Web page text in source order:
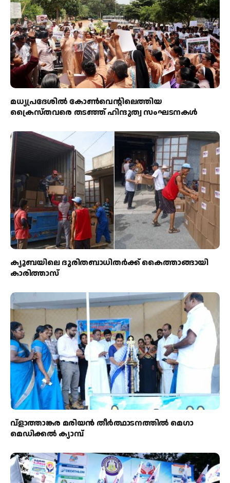
മധ്യപ്രദേശിൽ കോൺവെന്റിലെത്തിയ
ക്രൈസ്തവരെ തടഞ്ഞ് ഹിന്ദുത്വ സംഘടനകൾ
ക്യൂബയിലെ ദുരിതബാധിതർക്ക് കൈത്താങ്ങായി
കാരിത്താസ്
വ്ളാത്താങ്കര മരിയൻ തീർത്ഥാടനത്തിൽ മെഗാ
മെഡിക്കൽ ക്യാമ്പ്